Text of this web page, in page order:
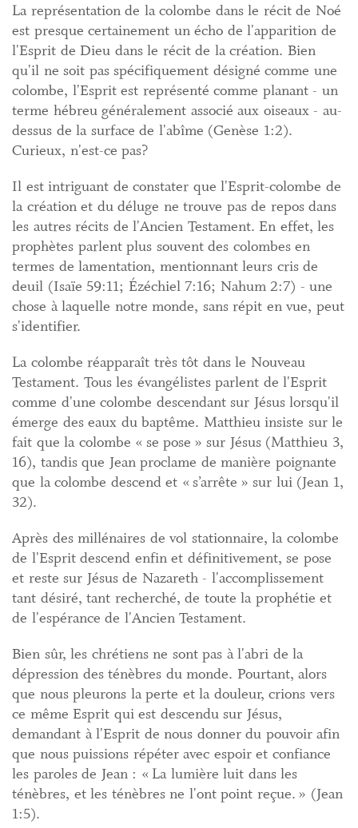
La représentation de la colombe dans le récit de Noé
est presque certainement un écho de l'apparition de
l'Esprit de Dieu dans le récit de la création. Bien
qu'il ne soit pas spécifiquement désigné comme une
colombe, l'Esprit est représenté comme planant - un
terme hébreu généralement associé aux oiseaux - au-
dessus de la surface de l'abîme (Genèse 1:2).
Curieux, n'est-ce pas?
Il est intriguant de constater que l'Esprit-colombe de
la création et du déluge ne trouve pas de repos dans
les autres récits de l'Ancien Testament. En effet, les
prophètes parlent plus souvent des colombes en
termes de lamentation, mentionnant leurs cris de
deuil (Isaïe 59:11; Ézéchiel 7:16; Nahum 2:7) - une
chose à laquelle notre monde, sans répit en vue, peut
s'identifier.
La colombe réapparaît très tôt dans le Nouveau
Testament. Tous les évangélistes parlent de l'Esprit
comme d'une colombe descendant sur Jésus lorsqu'il
émerge des eaux du baptême. Matthieu insiste sur le
fait que la colombe « se pose » sur Jésus (Matthieu 3,
16), tandis que Jean proclame de manière poignante
que la colombe descend et « s’arrête » sur lui (Jean 1,
32).
Après des millénaires de vol stationnaire, la colombe
de l'Esprit descend enfin et définitivement, se pose
et reste sur Jésus de Nazareth - l'accomplissement
tant désiré, tant recherché, de toute la prophétie et
de l'espérance de l'Ancien Testament.
Bien sûr, les chrétiens ne sont pas à l'abri de la
dépression des ténèbres du monde. Pourtant, alors
que nous pleurons la perte et la douleur, crions vers
ce même Esprit qui est descendu sur Jésus,
demandant à l'Esprit de nous donner du pouvoir afin
que nous puissions répéter avec espoir et confiance
les paroles de Jean : « La lumière luit dans les
ténèbres, et les ténèbres ne l'ont point reçue. » (Jean
1:5).